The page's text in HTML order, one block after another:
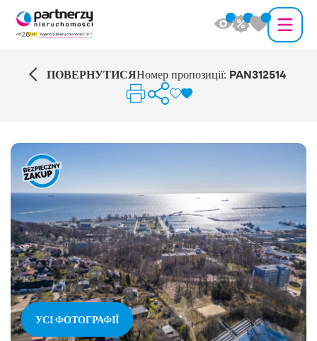
ПОВЕРНУТИСЯНомер пропозиції: PAN312514
УСІ ФОТОГРАФІЇ